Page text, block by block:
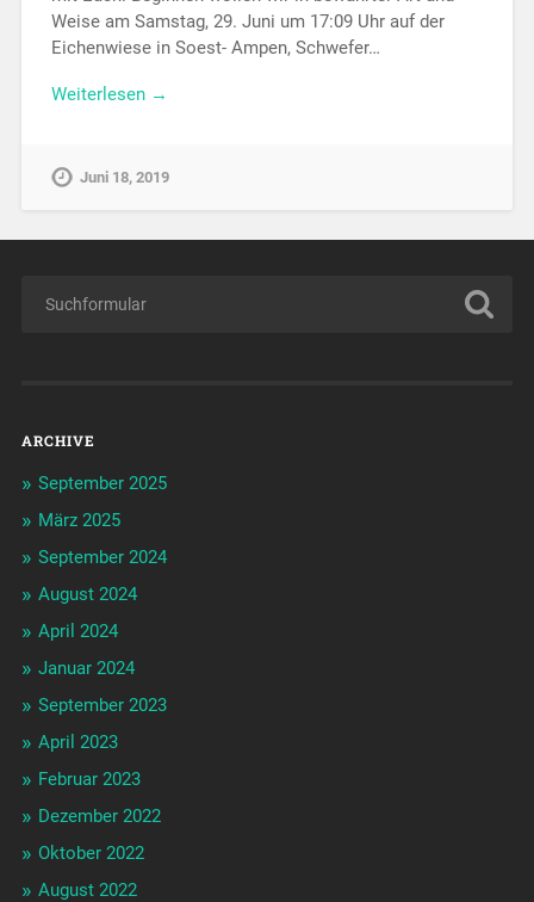
Weise am Samstag, 29. Juni um 17:09 Uhr auf der
Eichenwiese in Soest- Ampen, Schwefer…
Weiterlesen →
Juni 18, 2019
ARCHIVE
September 2025
März 2025
September 2024
August 2024
April 2024
Januar 2024
September 2023
April 2023
Februar 2023
Dezember 2022
Oktober 2022
August 2022